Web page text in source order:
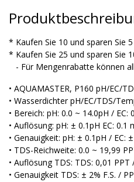
* Kaufen Sie 10 und sparen Sie 5
* Kaufen Sie 25 und sparen Sie
- Für Mengenrabatte können
• AQUAMASTER, P160 pH/EC/
• Wasserdichter pH/EC/TDS/
• Bereich: pH: 0.0 ~ 14.0pH /
• Auflösung: pH: ± 0.1pH EC: 0.1
• Genauigkeit: pH: ± 0.1pH / EC:
• TDS-Reichweite: 0.0 ~ 19,99
• Auflösung TDS: TDS: 0,01 PPT
• Genauigkeit TDS: ± 2% F.S. /